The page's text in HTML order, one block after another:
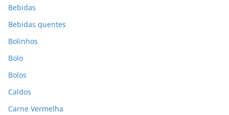
Bebidas
Bebidas quentes
Bolinhos
Bolo
Bolos
Caldos
Carne Vermelha